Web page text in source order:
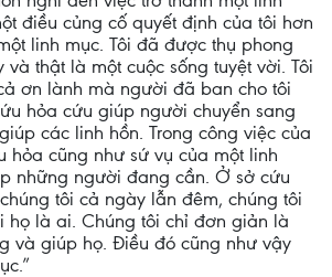
điều củng cố quyết định của tôi hơn
linh mục. Tôi đã được thụ phong
thật là một cuộc sống tuyệt vời. Tôi
ơn lành mà người đã ban cho tôi
hỏa cứu giúp người chuyển sang
các linh hồn. Trong công việc của
hỏa cũng như sứ vụ của một linh
những người đang cần. Ở sở cứu
tôi cả ngày lẫn đêm, chúng tôi
họ là ai. Chúng tôi chỉ đơn giản là
và giúp họ. Điều đó cũng như vậy